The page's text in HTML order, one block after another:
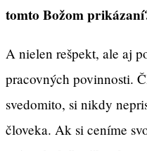
tomto Božom
A nielen rešpekt, ale aj
pracovných povinnosti.
svedomito, si nikdy
človeka. Ak si ceníme